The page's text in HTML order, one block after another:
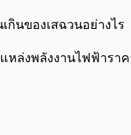
นของเสฉวนอย่างไร
ล่งพลังงานไฟฟ้ารา